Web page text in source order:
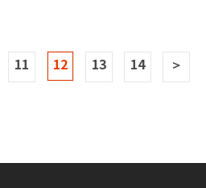
11 12 13 14 ＞